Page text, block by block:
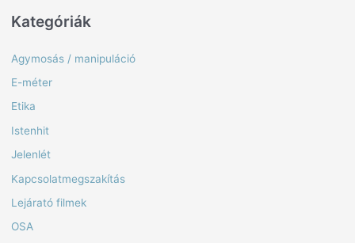
Kategóriák
Agymosás / manipuláció
E-méter
Etika
Istenhit
Jelenlét
Kapcsolatmegszakítás
Lejárató filmek
OSA